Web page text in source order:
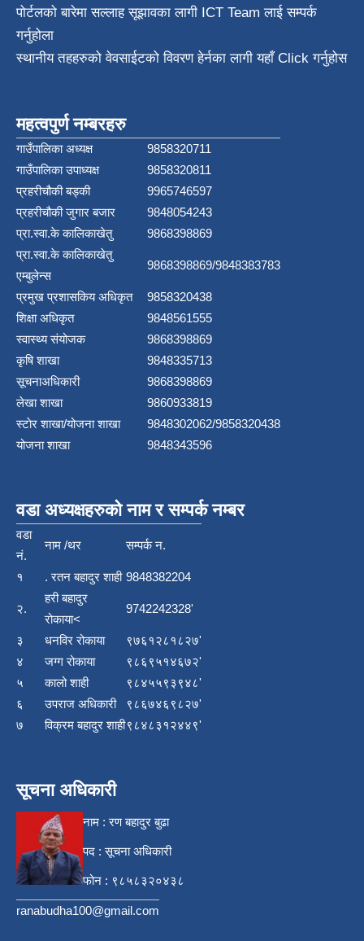
पोर्टलको बारेमा सल्लाह सूझावका लागी ICT Teamलाई सम्पर्क
गर्नुहोला
स्थानीय तहहरुको वेवसाईटको विवरण हेर्नका लागी यहाँ Click गर्नुहोस
महत्वपुर्ण नम्बरहरु
गाउँपालिका अध्यक्ष
9858320711
गाउँपालिका उपाध्यक्ष
9858320811
प्रहरीचौकी बड्की
9965746597
प्रहरीचौकी जुगार बजार
9848054243
प्रा.स्वा.के कालिकाखेतु
9868398869
प्रा.स्वा.के कालिकाखेतु
एम्बुलेन्स
9868398869/9848383783
प्रमुख प्रशासकिय अधिकृत
9858320438
शिक्षा अधिकृत
9848561555
स्वास्थ्य संयोजक
9868398869
कृषि शाखा
9848335713
सूचनाअधिकारी
9868398869
लेखा शाखा
9860933819
स्टाेर शाखा/योजना शाखा
9848302062/9858320438
योजना शाखा
9848343596
वडा अध्यक्षहरुको नाम र सम्पर्क नम्बर
वडा
नं.
नाम /थर सम्पर्क न.
१ . रतन बहादुर शाही 9848382204
२.
हरी बहादुर
रोकाया<
9742242328'
३ धनविर रोकाया
९७६१२८१८२७'
४
जग्ग रोकाया
९८६९५१४६७२'
५
कालो शाही
९८४५५९३९४८'
६
उपराज अधिकारी
९८६७४६९८२७'
७
विक्रम बहादुर शाही९८४८३१२४४९'
सूचना अधिकारी
नाम : रण बहादुर बुढा
पद : सूचना अधिकारी
फोन : ९८५८३२०४३८
ranabudha100@gmail.com